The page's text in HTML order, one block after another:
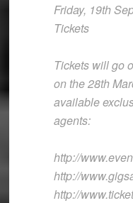
Friday, 19th
Tickets
Tickets will go
on the 28th
available
agents:
http://
http://
http://